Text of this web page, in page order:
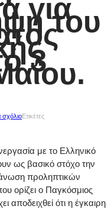
γιατου
3
σχόλιοΕτικέτες
με το Ελληνικό
ως βασικό στόχο την
προληπτικών
ορίζει ο Παγκόσμιος
αποδειχθεί ότι η έγκαιρη